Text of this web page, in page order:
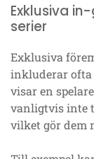
Exklusiva
serier
Exklusiva
inkluderar
visar en
vanligtvis inte
vilket gör dem